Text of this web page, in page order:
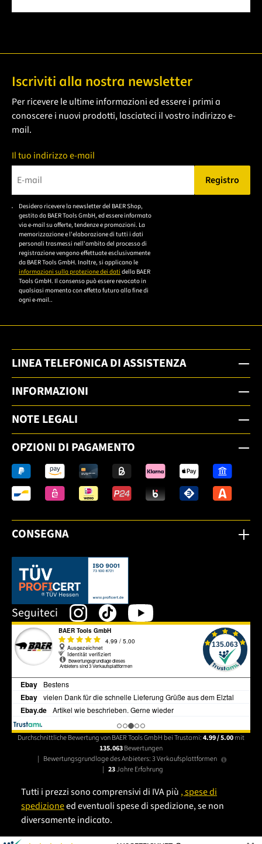
Iscriviti alla nostra newsletter
Per ricevere le ultime informazioni ed essere i primi a
conoscere i nuovi prodotti, lasciateci il vostro indirizzo e-
mail.
Il tuo indirizzo e-mail
Bitte geben Sie eine gültige E-Mail-Adresse ein.
Registro
Desidero ricevere la newsletter del BAER Shop,
gestito da BAER Tools GmbH, ed essere informato
via e-mail su offerte, tendenze e promozioni. La
memorizzazione e l'elaborazione di tutti i dati
personali trasmessi nell'ambito del processo di
registrazione vengono effettuate esclusivamente
da BAER Tools GmbH. Inoltre, si applicano le
informazioni sulla protezione dei dati della BAER
Tools GmbH. Il consenso può essere revocato in
qualsiasi momento con effetto futuro alla fine di
ogni e-mail..
LINEA TELEFONICA DI ASSISTENZA
INFORMAZIONI
NOTE LEGALI
OPZIONI DI PAGAMENTO
CONSEGNA
Dieser Link öffnet sich in einem neuen Tab.
Seguiteci
Durchschnittliche Bewertung von BAER Tools GmbH bei Trustami:4.99 / 5.00mit
135.063Bewertungen
| Bewertungsgrundlage des Anbieters: 3 Verkaufsplattformen
| 23Jahre Erfahrung
Tutti i prezzi sono comprensivi di IVA più , spese di
spedizioneed eventuali spese di spedizione, se non
diversamente indicato.